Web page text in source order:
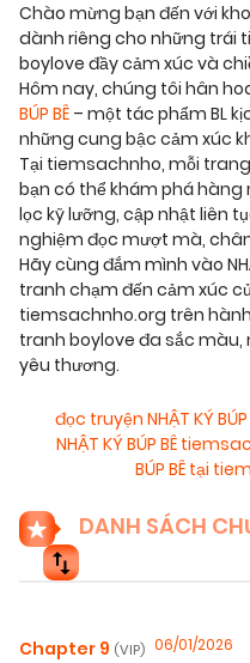
Chào mừng bạn đến với
dành riêng cho những trái
boylove đầy cảm xúc và
Hôm nay, chúng tôi hân
BÚP BÊ – một tác phẩm BL
những cung bậc cảm xúc
Tại tiemsachnho, mỗi
bạn có thể khám phá hàng
lọc kỹ lưỡng, cập nhật liên
nghiệm đọc mượt mà,
Hãy cùng đắm mình vào
tranh chạm đến cảm xúc
tiemsachnho.org trên
tranh boylove đa sắc màu,
yêu thương.
đọc truyện NHẬT KÝ
NHẬT KÝ BÚP BÊ
BÚP BÊ tại
DANH SÁCH
Chapter 9 (VIP) 06/01/2026